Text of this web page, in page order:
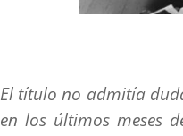
El título no admitía
en los últimos meses